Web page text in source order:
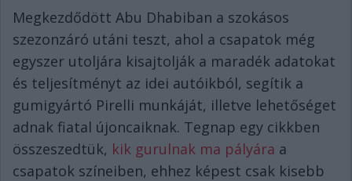
Megkezdődött Abu Dhabiban a szokásos
szezonzáró utáni teszt, ahol a csapatok még
egyszer utoljára kisajtolják a maradék adatokat
és teljesítményt az idei autóikból, segítik a
gumigyártó Pirelli munkáját, illetve lehetőséget
adnak fiatal újoncaiknak. Tegnap egy cikkben
összeszedtük, kik gurulnak ma pályára a
csapatok színeiben, ehhez képest csak kisebb